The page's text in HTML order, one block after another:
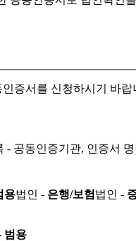
증서를 신청하시기 바랍
- 공동인증기관, 인증서
용법인 - 은행/보험 법인 -
범용